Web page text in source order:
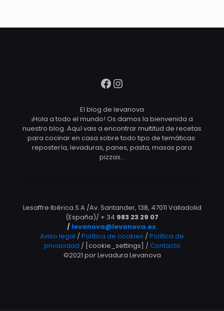
Facebook
Instagram
El blog de levanova
¡Hola a todo el mundo! Os damos la bienvenida a
nuestro blog. Aquí vais a encontrar multitud de recetas
para cocinar en casa sobre todo tipo de temáticas:
repostería, levaduras, panes, pasta, masas para
pizzas…
Lesaffre Ibérica S.A /Av. Santander, 138, 47011 Valladolid
(España)/ + 34 983 23 29 07
/ levanova@levanova.es
Aviso legal /Política de cookies /Política de
privacidad / [cookie_settings] /Contacto
©2021 por Levadura Levanova